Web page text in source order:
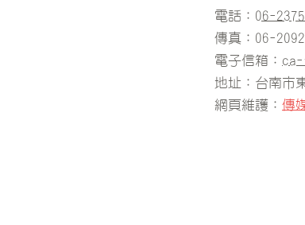
電話： 06-
傳真：06-
電子信箱：
地址：台南市
​網頁維護： 傳